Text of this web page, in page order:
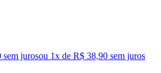
sem jurosou 1x de R$ 38,90 sem juros